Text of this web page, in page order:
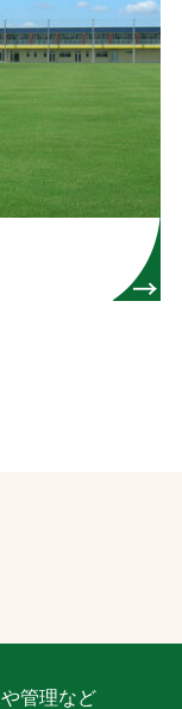
管理など